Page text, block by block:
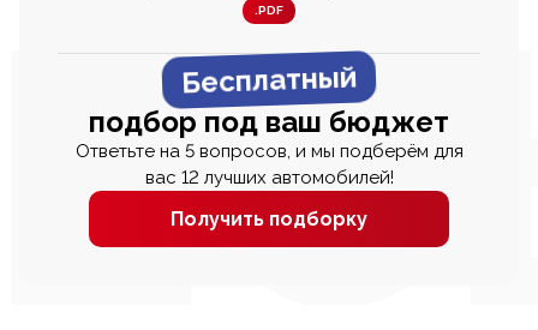
.PDF
Бесплатный
подбор под ваш бюджет
Ответьте на 5 вопросов, и мы подберём для
вас 12 лучших автомобилей!
Получить подборку